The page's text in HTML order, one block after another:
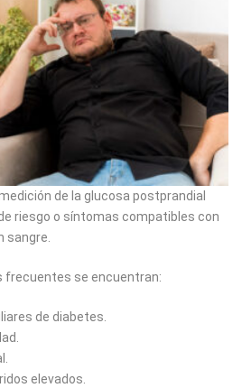
de la glucosa postprandial
riesgo o síntomas compatibles con
sangre.
frecuentes se encuentran:
de diabetes.
elevados.